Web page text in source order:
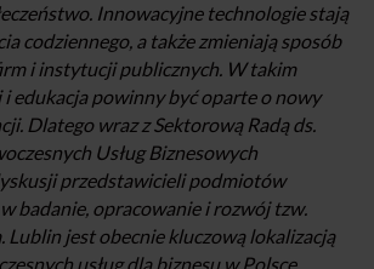
Innowacyjne technologie stają
codziennego, a także zmieniają sposób
i instytucji publicznych. W takim
edukacja powinny być oparte o nowy
Dlatego wraz z Sektorową Radą ds.
Usług Biznesowych
przedstawicieli podmiotów
badanie, opracowanie i rozwój tzw.
jest obecnie kluczową lokalizacją
usług dla biznesu w Polsce